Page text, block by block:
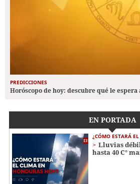
PREDICCIONES
Horóscopo de hoy: descubre qué le espera
EN PORTADA
¿CÓMO ESTARÁ
Lluvias
hasta 40 C°